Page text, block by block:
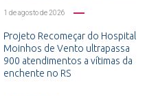
1 de agosto de 2026
Projeto Recomeçar do Hospital
Moinhos de Vento ultrapassa
900 atendimentos a vítimas da
enchente no RS